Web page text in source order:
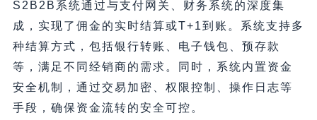
S2B2B系统通过与支付网关、财务系统的深度集
成，实现了佣金的实时结算或T+1到账。系统支持多
种结算方式，包括银行转账、电子钱包、预存款
等，满足不同经销商的需求。同时，系统内置资金
安全机制，通过交易加密、权限控制、操作日志等
手段，确保资金流转的安全可控。